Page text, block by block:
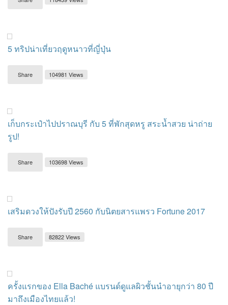
5 ทริปน่าเที่ยวฤดูหนาวที่ญี่ปุ่น
Share 104981 Views
เก็บกระเป๋าไปปราณบุรี กับ 5 ที่พักสุดหรู สระน้ำสวย น่าถ่าย
รูป!
Share 103698 Views
เสริมดวงให้ปังรับปี 2560 กับนิตยสารแพรว Fortune 2017
Share 82822 Views
ครั้งแรกของ Ella Baché แบรนด์ดูแลผิวชั้นนำอายุกว่า 80 ปี
มาถึงเมืองไทยแล้ว!